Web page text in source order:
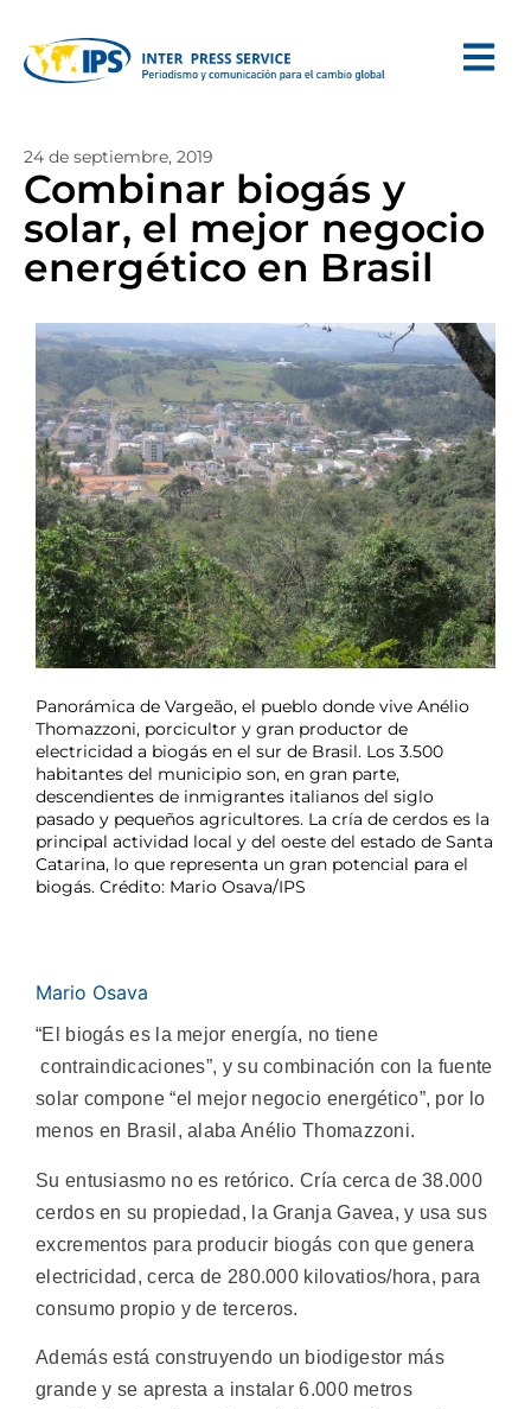
24 de septiembre, 2019
Combinar biogás y
solar, el mejor negocio
energético en Brasil
Panorámica de Vargeão, el pueblo donde vive Anélio
Thomazzoni, porcicultor y gran productor de
electricidad a biogás en el sur de Brasil. Los 3.500
habitantes del municipio son, en gran parte,
descendientes de inmigrantes italianos del siglo
pasado y pequeños agricultores. La cría de cerdos es la
principal actividad local y del oeste del estado de Santa
Catarina, lo que representa un gran potencial para el
biogás. Crédito: Mario Osava/IPS
Mario Osava
“El biogás es la mejor energía, no tiene
contraindicaciones”, y su combinación con la fuente
solar compone “el mejor negocio energético”, por lo
menos en Brasil, alaba Anélio Thomazzoni.
Su entusiasmo no es retórico. Cría cerca de 38.000
cerdos en su propiedad, la Granja Gavea, y usa sus
excrementos para producir biogás con que genera
electricidad, cerca de 280.000 kilovatios/hora, para
consumo propio y de terceros.
Además está construyendo un biodigestor más
grande y se apresta a instalar 6.000 metros